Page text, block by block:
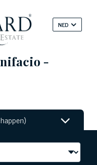
NED
-